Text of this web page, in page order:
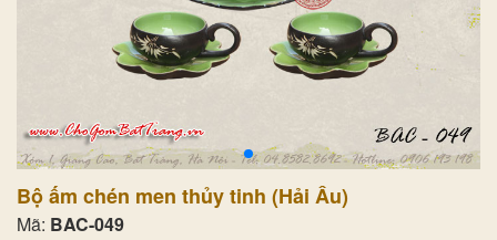
Bộ ấm chén men thủy tinh (Hải Âu)
Mã: BAC-049